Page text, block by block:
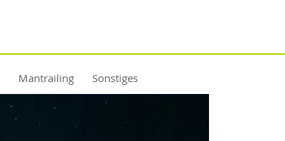
Mantrailing Sonstiges